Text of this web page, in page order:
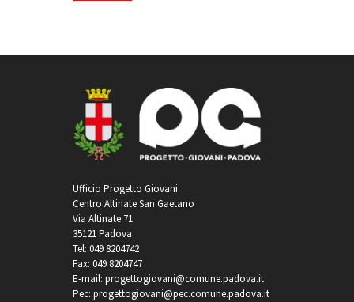
Ufficio Progetto Giovani
Centro Altinate San Gaetano
Via Altinate 71
35121 Padova
Tel: 049 8204742
Fax: 049 8204747
E-mail: progettogiovani@comune.padova.it
Pec: progettogiovani@pec.comune.padova.it